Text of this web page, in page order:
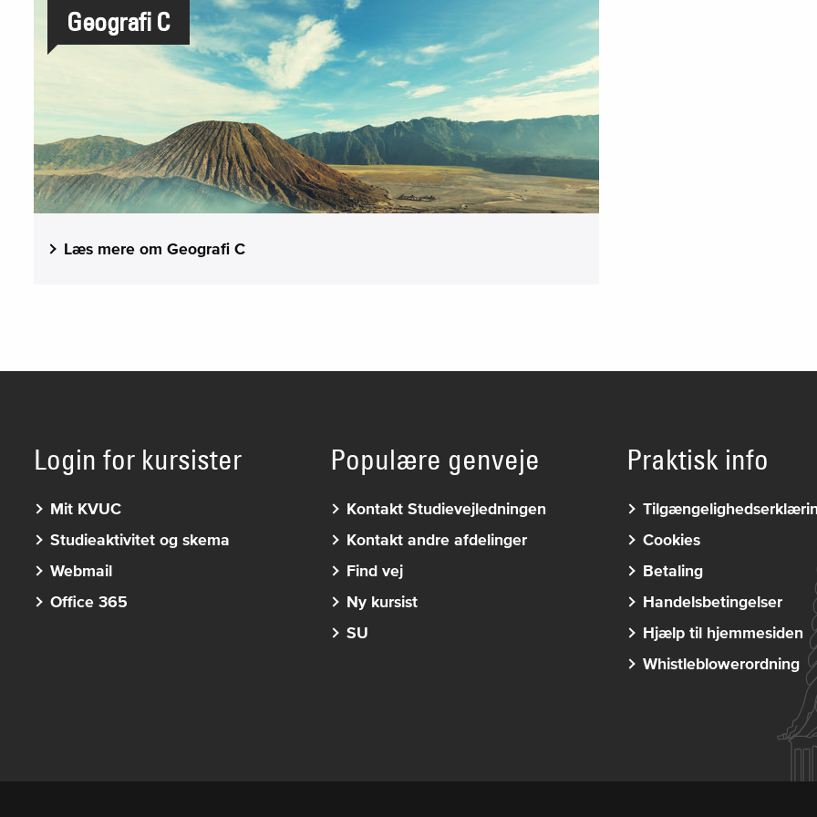
Geografi C
Læs mere om Geografi C
Login for kursister
Mit KVUC
Studieaktivitet og skema
Webmail
Office 365
Populære genveje
Kontakt Studievejledningen
Kontakt andre afdelinger
Find vej
Ny kursist
SU
Praktisk info
Cookies
Betaling
Handelsbetingelser
Hjælp til hjemmesiden
Whistleblowerordning